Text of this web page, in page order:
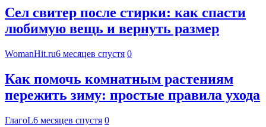
Сел свитер после стирки: как спасти
любимую вещь и вернуть размер
WomanHit.ru6 месяцев спустя 0
Как помочь комнатным растениям
пережить зиму: простые правила ухода
ГлагоL6 месяцев спустя 0